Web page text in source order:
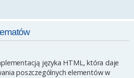
języka HTML, która daje
poszczególnych elementów w